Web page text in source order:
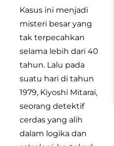
Kasus ini menjadi
misteri besar yang
tak terpecahkan
selama lebih dari 40
tahun. Lalu pada
suatu hari di tahun
1979, Kiyoshi Mitarai,
seorang detektif
cerdas yang alih
dalam logika dan